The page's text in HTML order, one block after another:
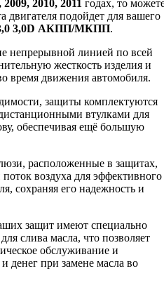
2010, 2011 годах, то
двигателя подойдет для вашего
3,0 3,0D АКПП/МКПП.
непрерывной линией по всей
жесткость изделия и
время движения автомобиля.
защиты комплектуются
втулками для
обеспечивая ещё большую
расположенные в защитах,
воздуха для эффективного
сохраняя его надежность и
защит имеют специально
слива масла, что позволяет
обслуживание и
денег при замене масла во